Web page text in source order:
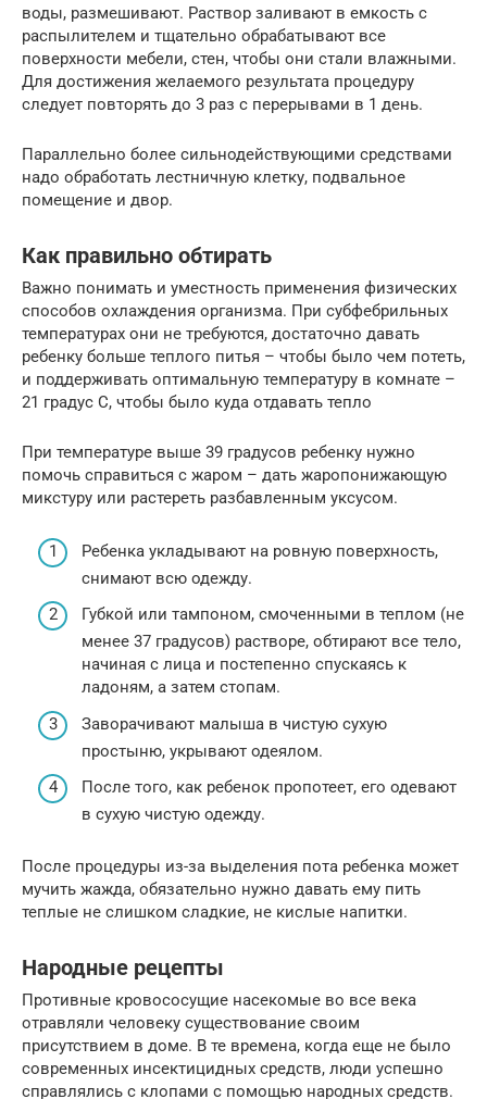
воды, размешивают. Раствор заливают в емкость с
распылителем и тщательно обрабатывают все
поверхности мебели, стен, чтобы они стали влажными.
Для достижения желаемого результата процедуру
следует повторять до 3 раз с перерывами в 1 день.
Параллельно более сильнодействующими средствами
надо обработать лестничную клетку, подвальное
помещение и двор.
Как правильно обтирать
Важно понимать и уместность применения физических
способов охлаждения организма. При субфебрильных
температурах они не требуются, достаточно давать
ребенку больше теплого питья – чтобы было чем потеть,
и поддерживать оптимальную температуру в комнате –
21 градус С, чтобы было куда отдавать тепло
При температуре выше 39 градусов ребенку нужно
помочь справиться с жаром – дать жаропонижающую
микстуру или растереть разбавленным уксусом.
Ребенка укладывают на ровную поверхность,
снимают всю одежду.
Губкой или тампоном, смоченными в теплом (не
менее 37 градусов) растворе, обтирают все тело,
начиная с лица и постепенно спускаясь к
ладоням, а затем стопам.
Заворачивают малыша в чистую сухую
простыню, укрывают одеялом.
После того, как ребенок пропотеет, его одевают
в сухую чистую одежду.
После процедуры из-за выделения пота ребенка может
мучить жажда, обязательно нужно давать ему пить
теплые не слишком сладкие, не кислые напитки.
Народные рецепты
Противные кровососущие насекомые во все века
отравляли человеку существование своим
присутствием в доме. В те времена, когда еще не было
современных инсектицидных средств, люди успешно
справлялись с клопами с помощью народных средств.